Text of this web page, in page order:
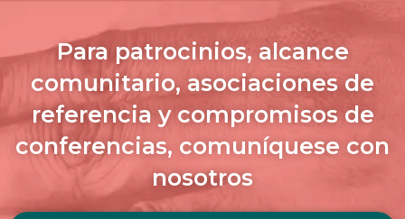
Para patrocinios, alcance
comunitario, asociaciones de
referencia y compromisos de
conferencias, comuníquese con
nosotros